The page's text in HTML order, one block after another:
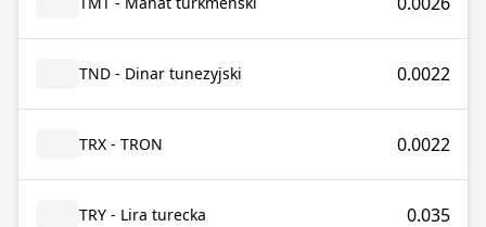
TND - Dinar tunezyjski 0.0022
TRX - TRON 0.0022
TRY - Lira turecka 0.035